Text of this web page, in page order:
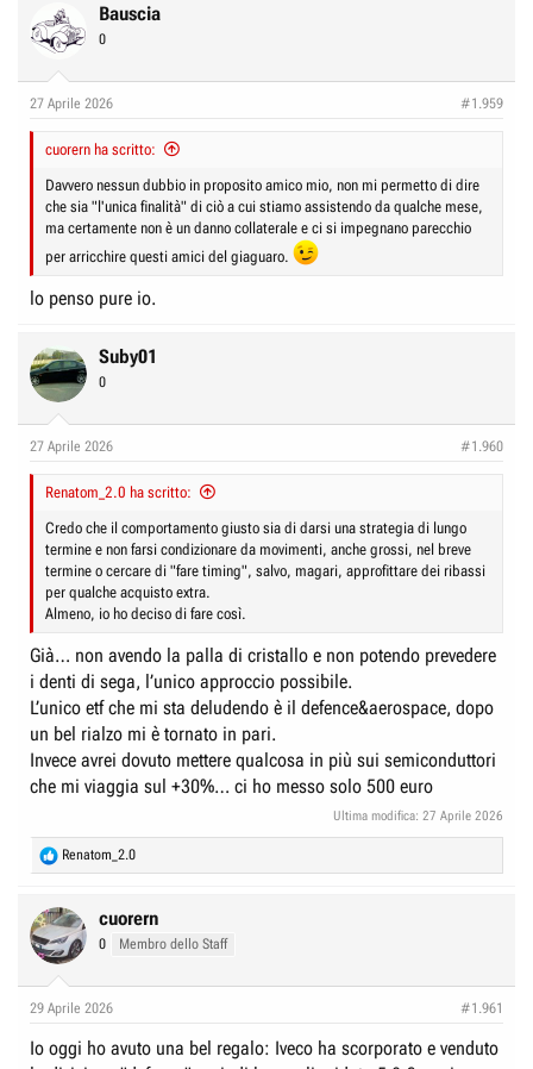
c
t
i
s
Bauscia
0
27 Aprile 2026 #1.959
cuorern ha scritto:
Davvero nessun dubbio in proposito amico mio, non mi permetto di dire
che sia "l'unica finalità" di ciò a cui stiamo assistendo da qualche mese,
ma certamente non è un danno collaterale e ci si impegnano parecchio
per arricchire questi amici del giaguaro.
lo penso pure io.
Suby01
0
27 Aprile 2026 #1.960
Renatom_2.0 ha scritto:
Credo che il comportamento giusto sia di darsi una strategia di lungo
termine e non farsi condizionare da movimenti, anche grossi, nel breve
termine o cercare di "fare timing", salvo, magari, approfittare dei ribassi
per qualche acquisto extra.
Almeno, io ho deciso di fare così.
Già… non avendo la palla di cristallo e non potendo prevedere
i denti di sega, l’unico approccio possibile.
L’unico etf che mi sta deludendo è il defence&aerospace, dopo
un bel rialzo mi è tornato in pari.
Invece avrei dovuto mettere qualcosa in più sui semiconduttori
che mi viaggia sul +30%… ci ho messo solo 500 euro
Ultima modifica: 27 Aprile 2026
R
e
c
t
i
s
Renatom_2.0
cuorern
0 Membro dello Staff
29 Aprile 2026 #1.961
Io oggi ho avuto una bel regalo: Iveco ha scorporato e venduto